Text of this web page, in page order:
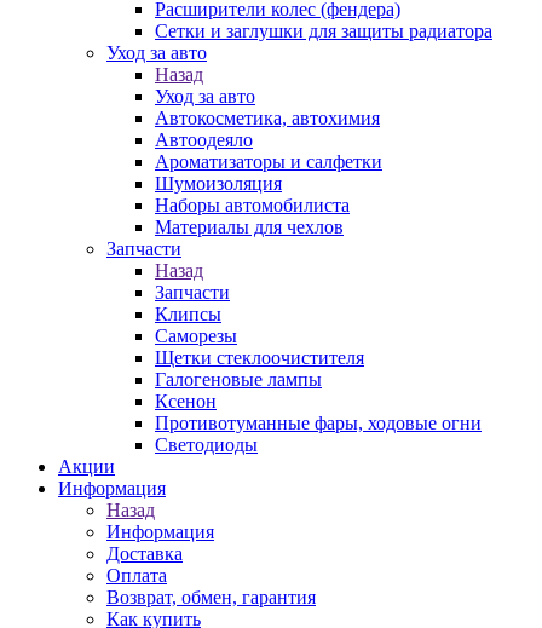
Расширители колес (фендера)
Сетки и заглушки для защиты радиатора
Уход за авто
Назад
Уход за авто
Автокосметика, автохимия
Автоодеяло
Ароматизаторы и салфетки
Шумоизоляция
Наборы автомобилиста
Материалы для чехлов
Запчасти
Назад
Запчасти
Клипсы
Саморезы
Щетки стеклоочистителя
Галогеновые лампы
Ксенон
Противотуманные фары, ходовые огни
Светодиоды
Акции
Информация
Назад
Информация
Доставка
Оплата
Возврат, обмен, гарантия
Как купить